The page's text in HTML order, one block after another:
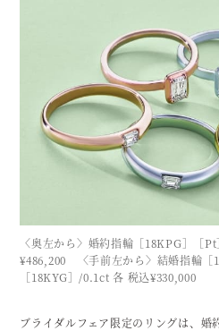
〈奥左から〉婚約指輪［18KPG］［
¥486,200 〈手前左から〉結婚指輪［
［18KYG］/0.1ct 各 税込¥330,000
ブライダルフェア限定のリングは、婚